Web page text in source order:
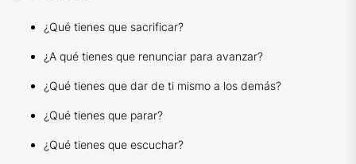
¿Qué tienes que sacrificar?
¿A qué tienes que renunciar para avanzar?
¿Qué tienes que dar de ti mismo a los demás?
¿Qué tienes que parar?
¿Qué tienes que escuchar?